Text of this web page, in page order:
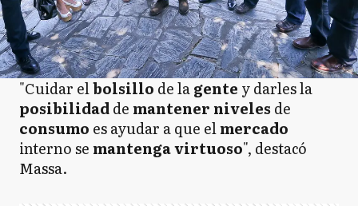
"Cuidar elbolsillo de lagente y darles la
posibilidadde mantener niveles de
consumo es ayudar a que elmercado
interno se mantenga virtuoso", destacó
Massa.